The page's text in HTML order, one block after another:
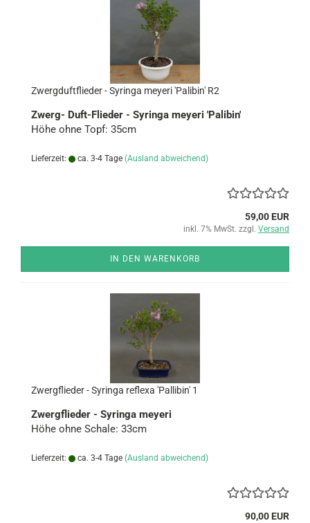
Zwerg­duft­flie­der - Sy­rin­ga meye­ri 'Pa­libin' R2
Zwerg-​ Duft-​Flieder - Sy­rin­ga meye­ri 'Pa­libin'
Höhe ohne Topf: 35cm
Lieferzeit: ca. 3-4 Tage (Ausland abweichend)
59,00 EUR
inkl. 7% MwSt. zzgl. Versand
IN DEN WARENKORB
Zwerg­flie­der - Sy­rin­ga re­fle­xa 'Pal­libin' 1
Zwerg­flie­der - Sy­rin­ga meye­ri
Höhe ohne Scha­le: 33cm
Lieferzeit: ca. 3-4 Tage (Ausland abweichend)
90,00 EUR